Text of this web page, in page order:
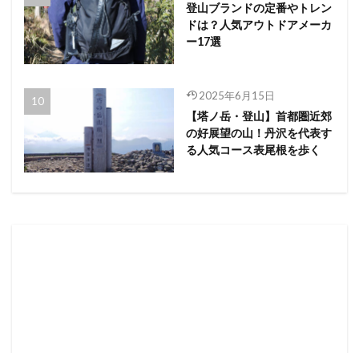
登山ブランドの定番やトレン
ドは？人気アウトドアメーカ
ー17選
2025年6月15日
【塔ノ岳・登山】首都圏近郊
の好展望の山！丹沢を代表す
る人気コース表尾根を歩く